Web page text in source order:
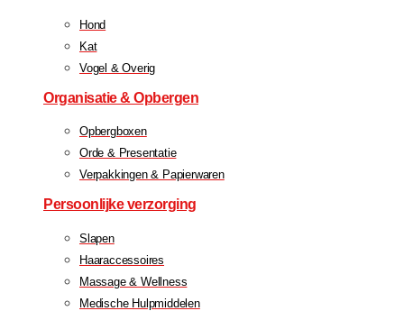
Hond
Kat
Vogel & Overig
Organisatie & Opbergen
Opbergboxen
Orde & Presentatie
Verpakkingen & Papierwaren
Persoonlijke verzorging
Slapen
Haaraccessoires
Massage & Wellness
Medische Hulpmiddelen